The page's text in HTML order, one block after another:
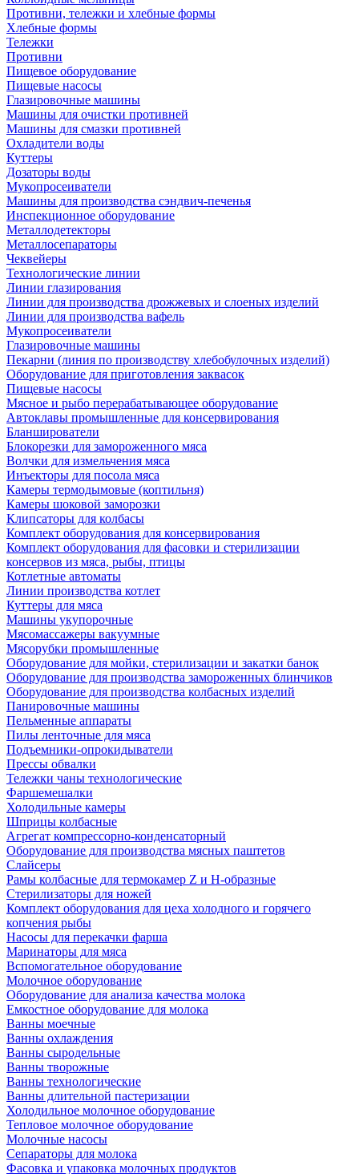
Противни, тележки и хлебные формы
Хлебные формы
Тележки
Противни
Пищевое оборудование
Пищевые насосы
Глазировочные машины
Машины для очистки противней
Машины для смазки противней
Охладители воды
Куттеры
Дозаторы воды
Мукопросеиватели
Машины для производства сэндвич-печенья
Инспекционное оборудование
Металлодетекторы
Металлосепараторы
Чеквейеры
Технологические линии
Линии глазирования
Линии для производства дрожжевых и слоеных изделий
Линии для производства вафель
Мукопросеиватели
Глазировочные машины
Пекарни (линия по производству хлебобулочных изделий)
Оборудование для приготовления заквасок
Пищевые насосы
Мясное и рыбо перерабатывающее оборудование
Автоклавы промышленные для консервирования
Бланширователи
Блокорезки для замороженного мяса
Волчки для измельчения мяса
Инъекторы для посола мяса
Камеры термодымовые (коптильня)
Камеры шоковой заморозки
Клипсаторы для колбасы
Комплект оборудования для консервирования
Комплект оборудования для фасовки и стерилизации
консервов из мяса, рыбы, птицы
Котлетные автоматы
Линии производства котлет
Куттеры для мяса
Машины укупорочные
Мясомассажеры вакуумные
Мясорубки промышленные
Оборудование для мойки, стерилизации и закатки банок
Оборудование для производства замороженных блинчиков
Оборудование для производства колбасных изделий
Панировочные машины
Пельменные аппараты
Пилы ленточные для мяса
Подъемники-опрокидыватели
Прессы обвалки
Тележки чаны технологические
Фаршемешалки
Холодильные камеры
Шприцы колбасные
Агрегат компрессорно-конденсаторный
Оборудование для производства мясных паштетов
Слайсеры
Рамы колбасные для термокамер Z и H-образные
Стерилизаторы для ножей
Комплект оборудования для цеха холодного и горячего
копчения рыбы
Насосы для перекачки фарша
Маринаторы для мяса
Вспомогательное оборудование
Молочное оборудование
Оборудование для анализа качества молока
Емкостное оборудование для молока
Ванны моечные
Ванны охлаждения
Ванны сыродельные
Ванны творожные
Ванны технологические
Ванны длительной пастеризации
Холодильное молочное оборудование
Тепловое молочное оборудование
Молочные насосы
Сепараторы для молока
Фасовка и упаковка молочных продуктов